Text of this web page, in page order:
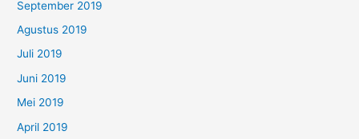
September 2019
Agustus 2019
Juli 2019
Juni 2019
Mei 2019
April 2019